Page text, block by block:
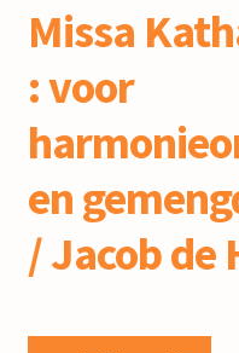
Missa
: voor
en
/ Jacob de